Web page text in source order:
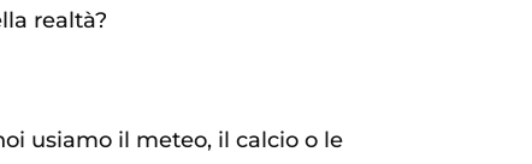
realtà?
usiamo il meteo, il calcio o le